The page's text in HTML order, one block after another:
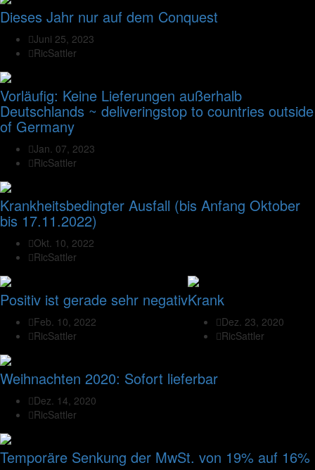
Dieses Jahr nur auf dem Conquest
Juni 25, 2023
RicSattler
Vorläufig: Keine Lieferungen außerhalb
Deutschlands ~ deliveringstop to countries outside
of Germany
Jan. 07, 2023
RicSattler
Krankheitsbedingter Ausfall (bis Anfang Oktober
bis 17.11.2022)
Okt. 10, 2022
RicSattler
Positiv ist gerade sehr negativ
Feb. 10, 2022
RicSattler
Krank
Dez. 23, 2020
RicSattler
Weihnachten 2020: Sofort lieferbar
Dez. 14, 2020
RicSattler
Temporäre Senkung der MwSt. von 19% auf 16%